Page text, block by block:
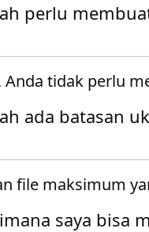
perlu
Anda tidak perlu
ada batasan
file maksimum
saya bisa